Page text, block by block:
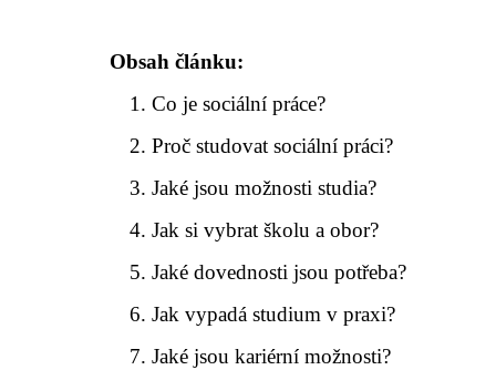
Obsah článku:
Co je sociální práce?
Proč studovat sociální práci?
Jaké jsou možnosti studia?
Jak si vybrat školu a obor?
Jaké dovednosti jsou potřeba?
Jak vypadá studium v praxi?
Jaké jsou kariérní možnosti?